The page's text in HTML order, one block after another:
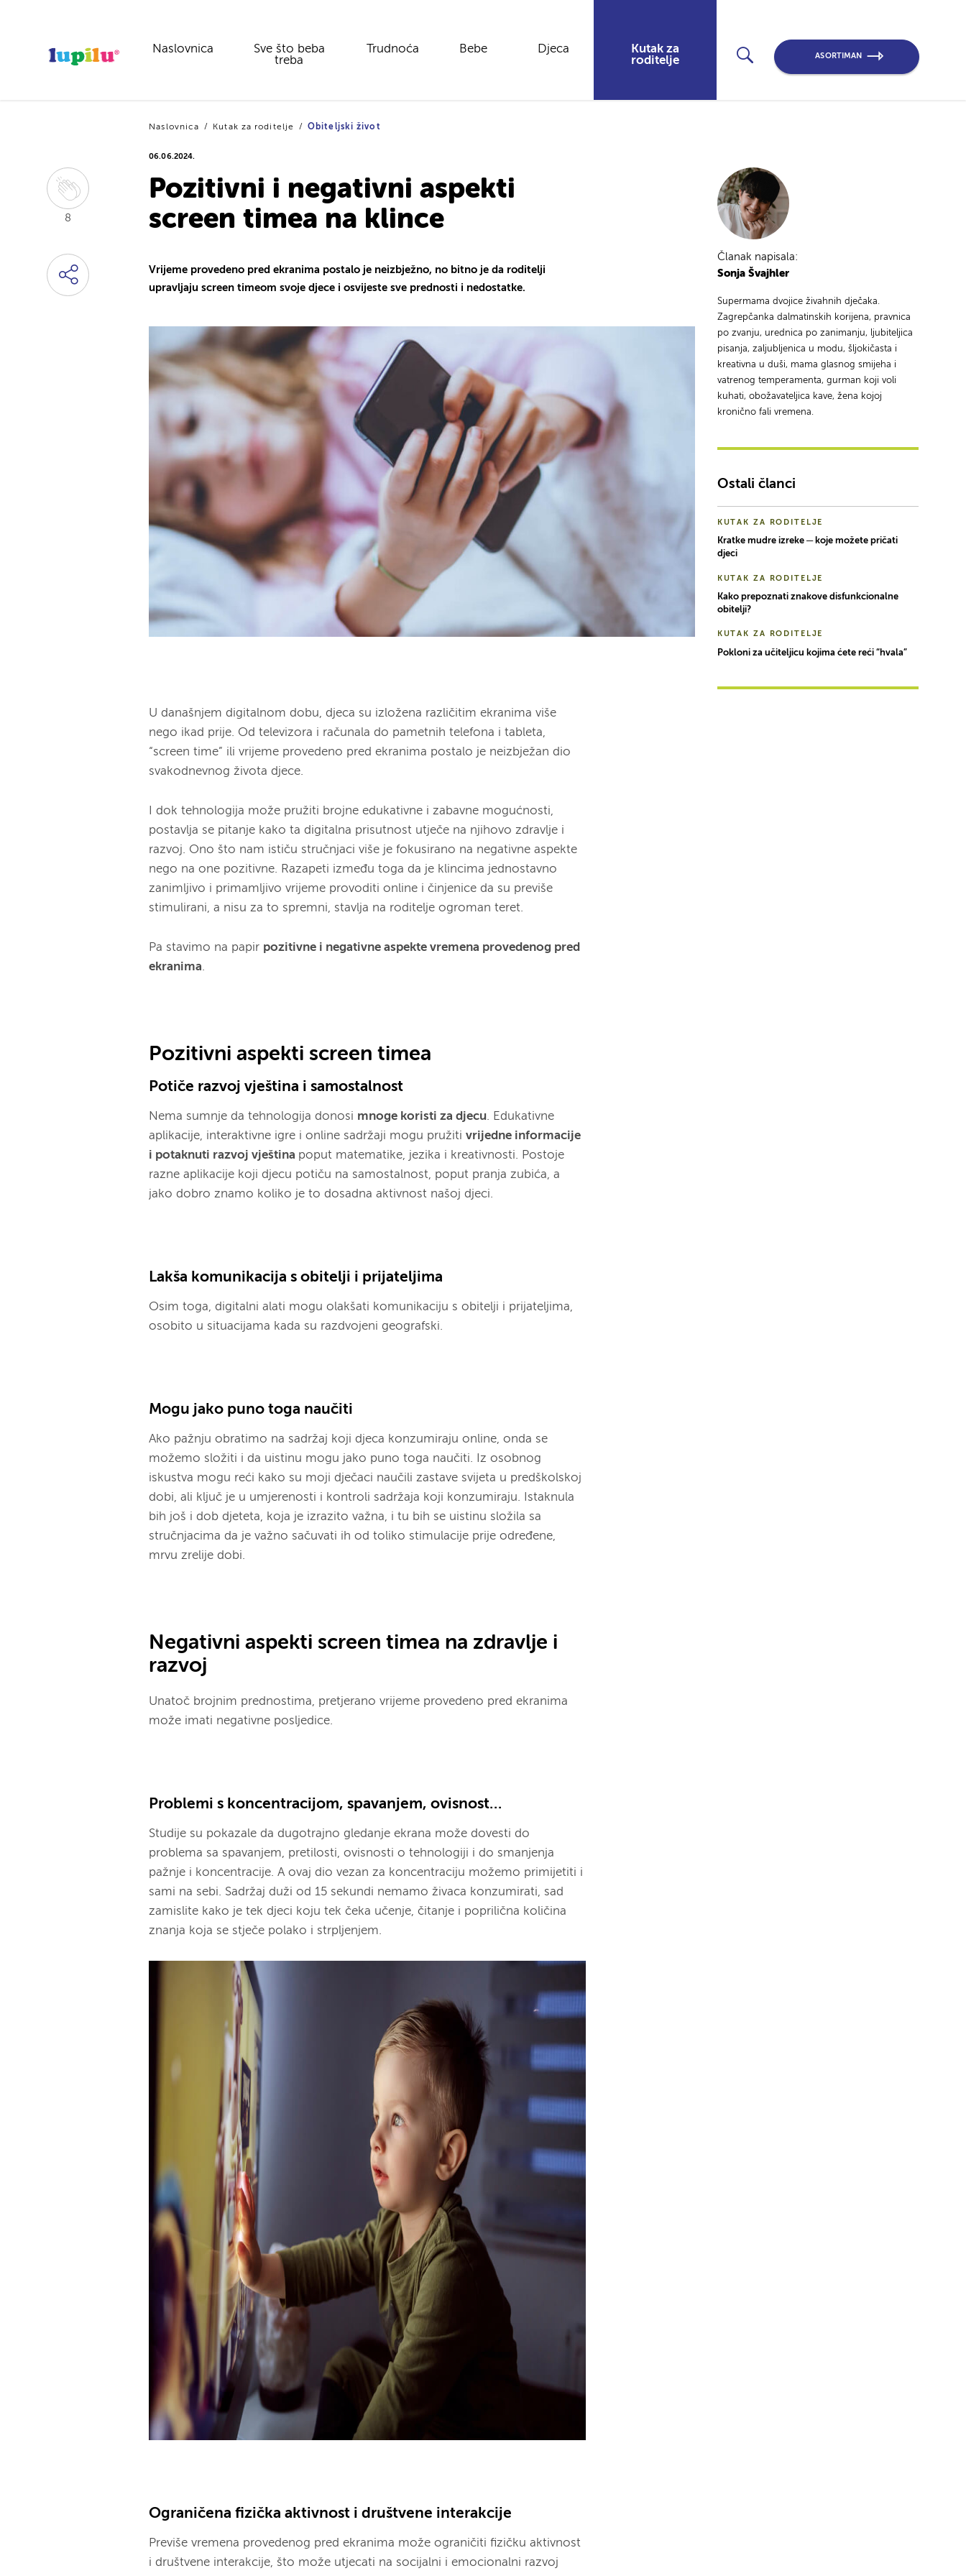
Naslovnica
Sve što beba
treba
Trudnoća Bebe Djeca
Kutak za
roditelje
ASORTIMAN
8
Naslovnica Kutak za roditelje Obiteljski život
06.06.2024.
Pozitivni i negativni aspekti
screen timea na klince
Vrijeme provedeno pred ekranima postalo je neizbježno, no bitno je da roditelji
upravljaju screen timeom svoje djece i osvijeste sve prednosti i nedostatke.
U današnjem digitalnom dobu, djeca su izložena različitim ekranima više
nego ikad prije. Od televizora i računala do pametnih telefona i tableta,
“screen time” ili vrijeme provedeno pred ekranima postalo je neizbježan dio
svakodnevnog života djece.
I dok tehnologija može pružiti brojne edukativne i zabavne mogućnosti,
postavlja se pitanje kako ta digitalna prisutnost utječe na njihovo zdravlje i
razvoj. Ono što nam ističu stručnjaci više je fokusirano na negativne aspekte
nego na one pozitivne. Razapeti između toga da je klincima jednostavno
zanimljivo i primamljivo vrijeme provoditi online i činjenice da su previše
stimulirani, a nisu za to spremni, stavlja na roditelje ogroman teret.
Pa stavimo na papir pozitivne i negativne aspekte vremena provedenog pred
ekranima.
Pozitivni aspekti screen timea
Potiče razvoj vještina i samostalnost
Nema sumnje da tehnologija donosi mnoge koristi za djecu. Edukativne
aplikacije, interaktivne igre i online sadržaji mogu pružitivrijedne informacije
i potaknuti razvoj vještina poput matematike, jezika i kreativnosti. Postoje
razne aplikacije koji djecu potiču na samostalnost, poput pranja zubića, a
jako dobro znamo koliko je to dosadna aktivnost našoj djeci.
Lakša komunikacija s obitelji i prijateljima
Osim toga, digitalni alati mogu olakšati komunikaciju s obitelji i prijateljima,
osobito u situacijama kada su razdvojeni geografski.
Mogu jako puno toga naučiti
Ako pažnju obratimo na sadržaj koji djeca konzumiraju online, onda se
možemo složiti i da uistinu mogu jako puno toga naučiti. Iz osobnog
iskustva mogu reći kako su moji dječaci naučili zastave svijeta u predškolskoj
dobi, ali ključ je u umjerenosti i kontroli sadržaja koji konzumiraju. Istaknula
bih još i dob djeteta, koja je izrazito važna, i tu bih se uistinu složila sa
stručnjacima da je važno sačuvati ih od toliko stimulacije prije određene,
mrvu zrelije dobi.
Negativni aspekti screen timea na zdravlje i
razvoj
Unatoč brojnim prednostima, pretjerano vrijeme provedeno pred ekranima
može imati negativne posljedice.
Problemi s koncentracijom, spavanjem, ovisnost…
Studije su pokazale da dugotrajno gledanje ekrana može dovesti do
problema sa spavanjem, pretilosti, ovisnosti o tehnologiji i do smanjenja
pažnje i koncentracije. A ovaj dio vezan za koncentraciju možemo primijetiti i
sami na sebi. Sadržaj duži od 15 sekundi nemamo živaca konzumirati, sad
zamislite kako je tek djeci koju tek čeka učenje, čitanje i poprilična količina
znanja koja se stječe polako i strpljenjem.
Ograničena fizička aktivnost i društvene interakcije
Previše vremena provedenog pred ekranima može ograničiti fizičku aktivnost
i društvene interakcije, što može utjecati na socijalni i emocionalni razvoj
Članak napisala:
Sonja Švajhler
Supermama dvojice živahnih dječaka.
Zagrepčanka dalmatinskih korijena, pravnica
po zvanju, urednica po zanimanju, ljubiteljica
pisanja, zaljubljenica u modu, šljokičasta i
kreativna u duši, mama glasnog smijeha i
vatrenog temperamenta, gurman koji voli
kuhati, obožavateljica kave, žena kojoj
kronično fali vremena.
Ostali članci
KUTAK ZA RODITELJE
Kratke mudre izreke ─ koje možete pričati
djeci
KUTAK ZA RODITELJE
Kako prepoznati znakove disfunkcionalne
obitelji?
KUTAK ZA RODITELJE
Pokloni za učiteljicu kojima ćete reći “hvala”